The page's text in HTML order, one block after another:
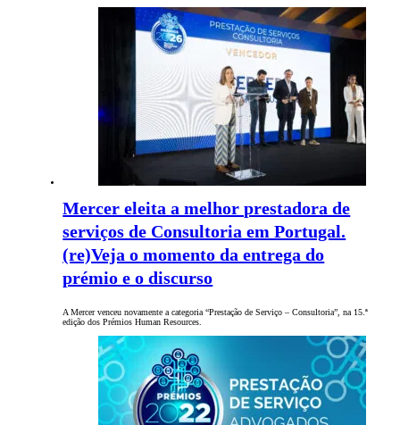
Mercer eleita a melhor prestadora de
serviços de Consultoria em Portugal.
(re)Veja o momento da entrega do
prémio e o discurso
A Mercer venceu novamente a categoria “Prestação de Serviço – Consultoria”, na 15.ª
edição dos Prémios Human Resources.